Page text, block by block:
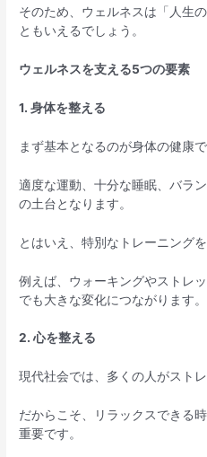
そのため、ウェルネスは「人生
ともいえるでしょう。
ウェルネスを支える5つの要素
1. 身体を整える
まず基本となるのが身体の健康で
適度な運動、十分な睡眠、バラ
の土台となります。
とはいえ、特別なトレーニング
例えば、ウォーキングやストレ
でも大きな変化につながります。
2. 心を整える
現代社会では、多くの人がスト
だからこそ、リラックスできる
重要です。